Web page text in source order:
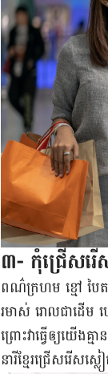
៣- កុំ​ជ្រើសរ
ពណ៌​ក្រហម ខ្មៅ បៃ
រមាស់ រោល​ជាដើម
ព្រោះ​វា​ធ្វើឲ្យ​យើ
នារី​ខ្មែរ​ជ្រើសរើ